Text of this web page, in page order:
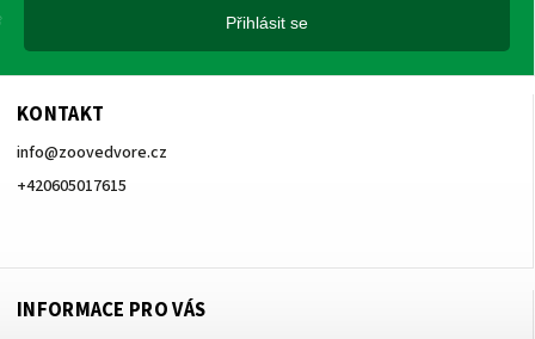
KONTAKT
info@zoovedvore.cz
+420605017615
INFORMACE PRO VÁS
Přihlásit se